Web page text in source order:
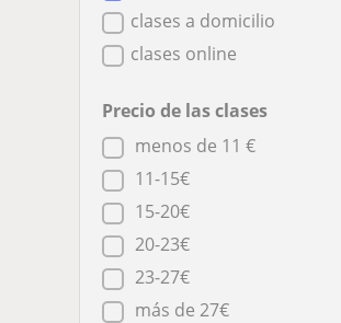
clases a domicilio
clases online
Precio de las clases
menos de 11 €
11-15€
15-20€
20-23€
23-27€
más de 27€